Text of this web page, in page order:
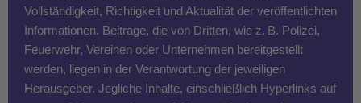
Vollständigkeit, Richtigkeit und Aktualität der veröffentlichten
Informationen. Beiträge, die von Dritten, wie z. B. Polizei,
Feuerwehr, Vereinen oder Unternehmen bereitgestellt
werden, liegen in der Verantwortung der jeweiligen
Herausgeber. Jegliche Inhalte, einschließlich Hyperlinks auf